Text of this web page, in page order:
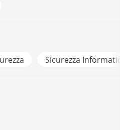
Sicurezza Informatica